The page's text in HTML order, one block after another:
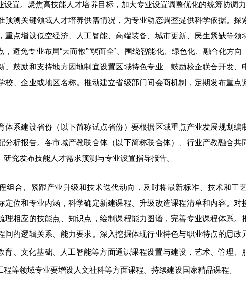
。聚焦高技能人才培养目标，加大专业设置调整优化的统筹协调力
预测关键领域人才培养供需情况，为专业动态调整提供科学依据。
重点增设低空经济、人工智能、高端装备、城市更新、民生紧缺等领
避免专业布局“大而散”“弱而全”。围绕智能化、绿色化、融合化方
。鼓励和支持地方因地制宜设置区域特色专业。鼓励校企联合开发
校、企业或地区名称。推动建立省级部门间会商机制，定期发布重点
系建设省份（以下简称试点省份）要根据区域重点产业发展规划编
分析报告。各市域产教联合体（以下简称联合体）、行业产教融合共
究发布技能人才需求预测与专业设置指导报告。
合。紧跟产业升级和技术迭代动向，及时将最新标准、技术和工
定位和专业内涵，科学确定新建课程、升级改造课程清单和内容。对
理相应的技能点、知识点，绘制课程能力图谱，完善专业课程体系。
间的逻辑关系、能力要求。深入挖掘体现行业特色与职业特点的思政
育、文化基础、人工智能等方面通识课程设置与建设，艺术、管理、
等领域专业要增设人文社科等方面课程。持续建设国家精品课程。